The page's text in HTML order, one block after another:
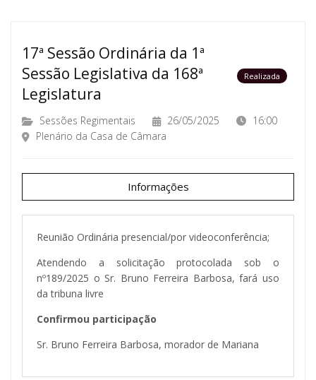
17ª Sessão Ordinária da 1ª
Sessão Legislativa da 168ª
Legislatura
Realizada
Sessões Regimentais 26/05/2025
16:00
Plenário da Casa de Câmara
Informações
Reunião Ordinária presencial/por videoconferência;
Atendendo a solicitação protocolada sob o
nº189/2025 o Sr. Bruno Ferreira Barbosa, fará uso
da tribuna livre
Confirmou participação
Sr. Bruno Ferreira Barbosa, morador de Mariana